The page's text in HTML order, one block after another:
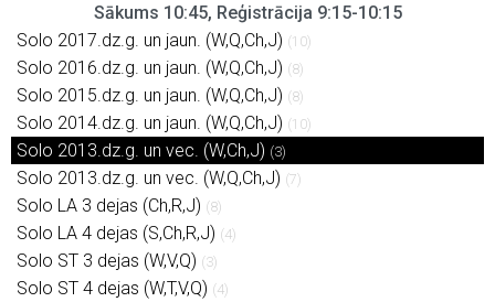
Sākums 10:45, Reģistrācija 9:15-10:15
Solo 2017.dz.g. un jaun. (W,Q,Ch,J) (10)
Solo 2016.dz.g. un jaun. (W,Q,Ch,J) (8)
Solo 2015.dz.g. un jaun. (W,Q,Ch,J) (8)
Solo 2014.dz.g. un jaun. (W,Q,Ch,J) (10)
Solo 2013.dz.g. un vec. (W,Ch,J) (3)
Solo 2013.dz.g. un vec. (W,Q,Ch,J) (7)
Solo LA 3 dejas (Ch,R,J) (8)
Solo LA 4 dejas (S,Ch,R,J) (4)
Solo ST 3 dejas (W,V,Q) (3)
Solo ST 4 dejas (W,T,V,Q) (4)